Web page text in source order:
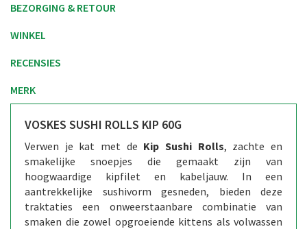
BEZORGING & RETOUR
WINKEL
RECENSIES
MERK
VOSKES SUSHI ROLLS KIP 60G
Verwen je kat met de Kip Sushi Rolls, zachte en
smakelijke snoepjes die gemaakt zijn van
hoogwaardige kipfilet en kabeljauw. In een
aantrekkelijke sushivorm gesneden, bieden deze
traktaties een onweerstaanbare combinatie van
smaken die zowel opgroeiende kittens als volwassen